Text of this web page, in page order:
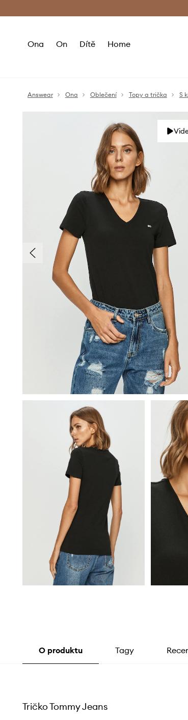
Ona On Dítě Home
Answear Ona Oblečení Topy a trička S
O produktu Tagy
Tričko Tommy Jeans